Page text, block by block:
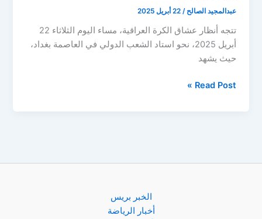
عبدالمجيد الصالح/22 أبريل 2025
تتجه أنظار عشاق الكرة العراقية، مساء اليوم الثلاثاء 22
أبريل 2025، نحو استاد الشعب الدولي في العاصمة بغداد،
حيث يشهد
مباراة
Read Post »
الخبر بريس
أخبار الرياضة